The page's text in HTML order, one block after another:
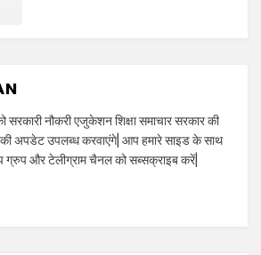
नौकरी एजुकेशन शिक्षा समाचार सरकार की
की अपडेट उपलब्ध करवाएंगे| आप हमारे साइड के साथ
ग्रुप और टेलीग्राम चैनल को सब्सक्राइब करें|